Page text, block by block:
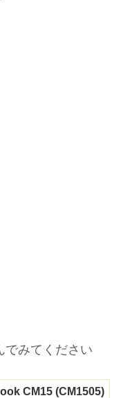
でみてください
CM15 (CM1505)